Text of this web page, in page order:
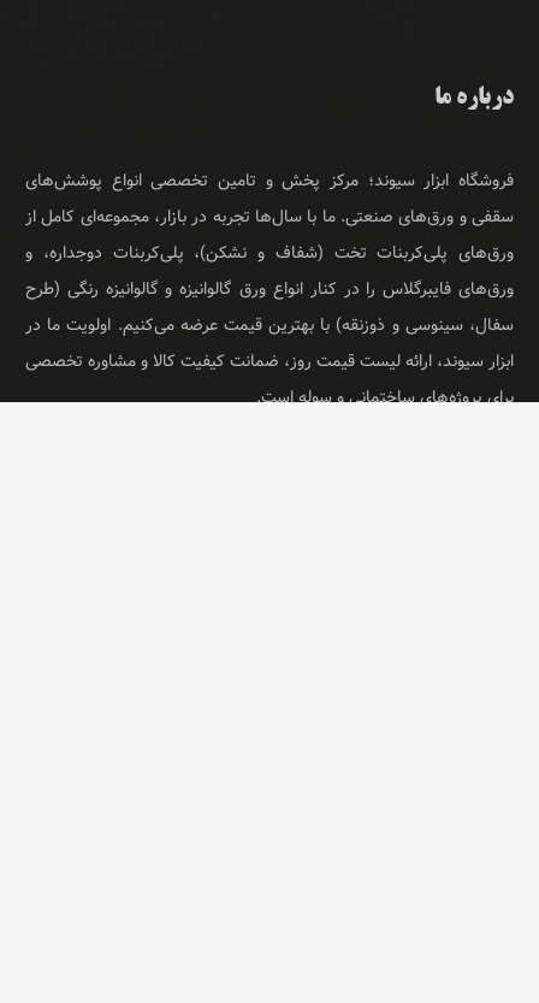
درباره ما
فروشگاه ابزار سیوند؛ مرکز پخش و تامین تخصصی انواع پوشش‌های
سقفی و ورق‌های صنعتی. ما با سال‌ها تجربه در بازار، مجموعه‌ای کامل از
ورق‌های پلی‌کربنات تخت (شفاف و نشکن)، پلی‌کربنات دوجداره، و
ورق‌های فایبرگلاس را در کنار انواع ورق گالوانیزه و گالوانیزه رنگی (طرح
سفال، سینوسی و ذوزنقه) با بهترین قیمت عرضه می‌کنیم. اولویت ما در
ابزار سیوند، ارائه لیست قیمت روز، ضمانت کیفیت کالا و مشاوره تخصصی
برای پروژه‌های ساختمانی و سوله است.